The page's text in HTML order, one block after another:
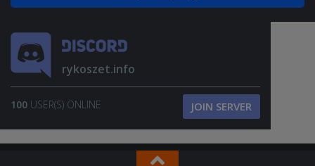
rykoszet.info
100 USER(S) ONLINE JOIN SERVER